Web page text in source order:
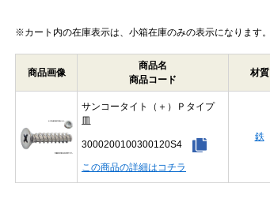
※カート内の在庫表示は、小箱在庫のみの表示になります。
商品画像
商品名
商品コード
材質
サンコータイト（＋）Ｐタイプ
皿
3000200100300120S4
この商品の詳細はコチラ
鉄